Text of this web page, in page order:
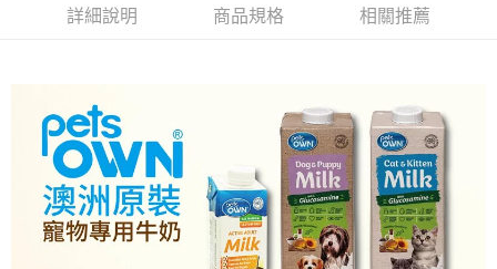
7-11取貨付款
每筆NT$70，滿NT$1,200(含以上)免運費
新竹物流
每筆NT$100，滿NT$2,000(含以上)免運費
付款後門市自取
詳細說明 商品規格 相關推薦